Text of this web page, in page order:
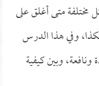
مختلفة متى أغلق على
وفي هذا الدرس
وبين كيفية